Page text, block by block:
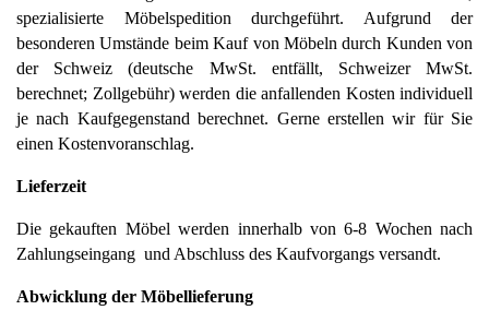
spezialisierte Möbelspedition durchgeführt. Aufgrund der
besonderen Umstände beim Kauf von Möbeln durch Kunden von
der Schweiz (deutsche MwSt. entfällt, Schweizer MwSt.
berechnet; Zollgebühr) werden die anfallenden Kosten individuell
je nach Kaufgegenstand berechnet. Gerne erstellen wir für Sie
einen Kostenvoranschlag.
Lieferzeit
Die gekauften Möbel werden innerhalb von 6-8 Wochen nach
Zahlungseingang  und Abschluss des Kaufvorgangs versandt.
Abwicklung der Möbellieferung